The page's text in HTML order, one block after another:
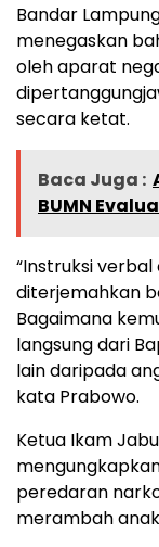
Bandar
menegaskan
oleh aparat
secara ketat.
Baca Juga :
BUMN
“Instruksi
diterjemahkan
Bagaimana
langsung dari
lain daripada
kata Prabowo.
Ketua Ikam
peredaran
merambah